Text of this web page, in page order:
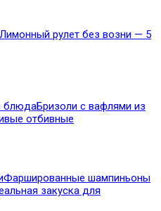
Лимонный рулет без возни — 5
блюдаБризоли с вафлями из
отбивные
Фаршированные шампиньоны
закуска для